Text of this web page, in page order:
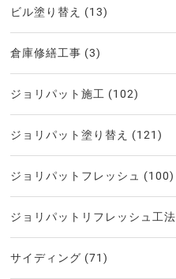
ビル塗り替え (13)
倉庫修繕工事 (3)
ジョリパット施工 (102)
ジョリパット塗り替え (121)
ジョリパットフレッシュ (100)
ジョリパットリフレッシュ工法
サイディング (71)